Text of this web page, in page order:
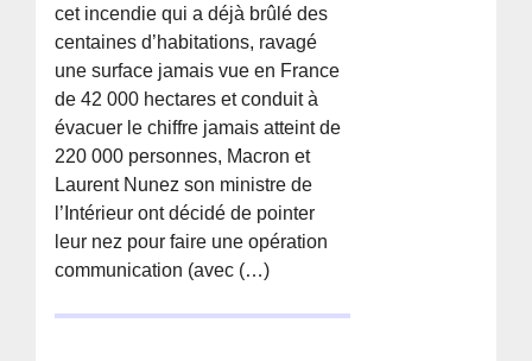
cet incendie qui a déjà brûlé des
centaines d’habitations, ravagé
une surface jamais vue en France
de 42 000 hectares et conduit à
évacuer le chiffre jamais atteint de
220 000 personnes, Macron et
Laurent Nunez son ministre de
l’Intérieur ont décidé de pointer
leur nez pour faire une opération
communication (avec (…)